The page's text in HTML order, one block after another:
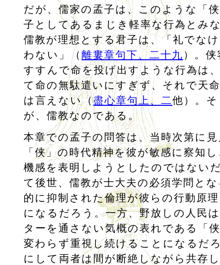
だが、儒家の孟子は、このような「
子としてあるまじき軽率な行為とみ
儒教が理想とする君子は、「礼でな
わない」（ 離婁章句下、二十九 ）。
すすんで命を投げ出すような行為は
て命の無駄遣いにすぎず、それで天
は言えない（盡心章句上、二他）。
が、儒教なのである。
本章での孟子の問答は、当時次第に
「侠」の時代精神を彼が敏感に察知
機感を表明しようとしたのではない
て後世、儒教が士大夫の必須学問と
的に抑制された倫理が彼らの行動原
になるだろう。一方、野放しの人民
ターを通さない気概の表れである「
変わらず重視し続けることになるだ
にして両者は間が断絶しながら共存